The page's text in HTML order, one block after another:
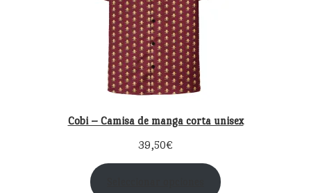
Cobi – Camisa de manga corta unisex
39,50€